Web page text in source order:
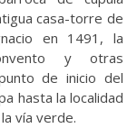
casa-torre de
en 1491, la
y otras
de inicio del
hasta la localidad
vía verde.